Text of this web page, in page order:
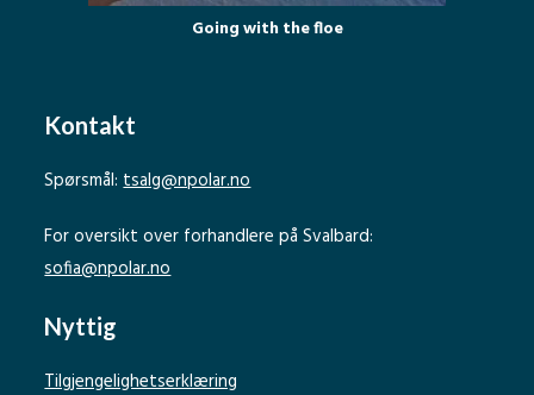
Going with the floe
Kontakt
Spørsmål:tsalg@npolar.no
For oversikt over forhandlere på Svalbard:
sofia@npolar.no
Nyttig
Tilgjengelighetserklæring